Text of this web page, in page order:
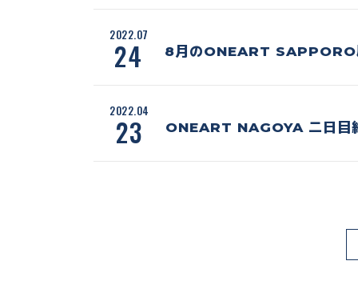
2022.07
24 8月のONEART SAPPORO
2022.04
23 ONEART NAGOYA 二日目